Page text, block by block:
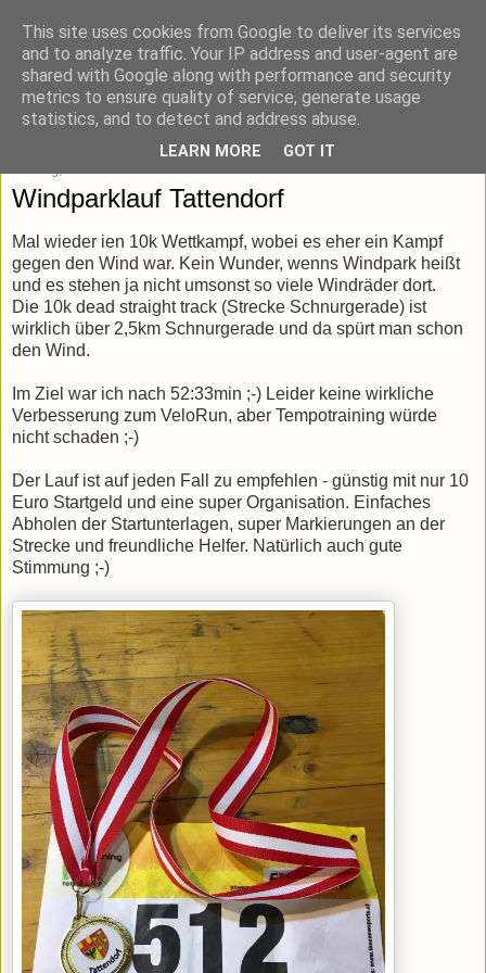
blick-punkt[e..]
Momentaufnahmen von unterwegs & daheim.
Windparklauf Tattendorf
Mal wieder ien 10k Wettkampf, wobei es eher ein Kampf
gegen den Wind war. Kein Wunder, wenns Windpark heißt
und es stehen ja nicht umsonst so viele Windräder dort.
Die 10k dead straight track (Strecke Schnurgerade) ist
wirklich über 2,5km Schnurgerade und da spürt man schon
den Wind.
Im Ziel war ich nach 52:33min ;-) Leider keine wirkliche
Verbesserung zum VeloRun, aber Tempotraining würde
nicht schaden ;-)
Der Lauf ist auf jeden Fall zu empfehlen - günstig mit nur 10
Euro Startgeld und eine super Organisation. Einfaches
Abholen der Startunterlagen, super Markierungen an der
Strecke und freundliche Helfer. Natürlich auch gute
Stimmung ;-)
This site uses cookies from Google to deliver its services
and to analyze traffic. Your IP address and user-agent are
shared with Google along with performance and security
metrics to ensure quality of service, generate usage
statistics, and to detect and address abuse.
LEARN MORE GOT IT